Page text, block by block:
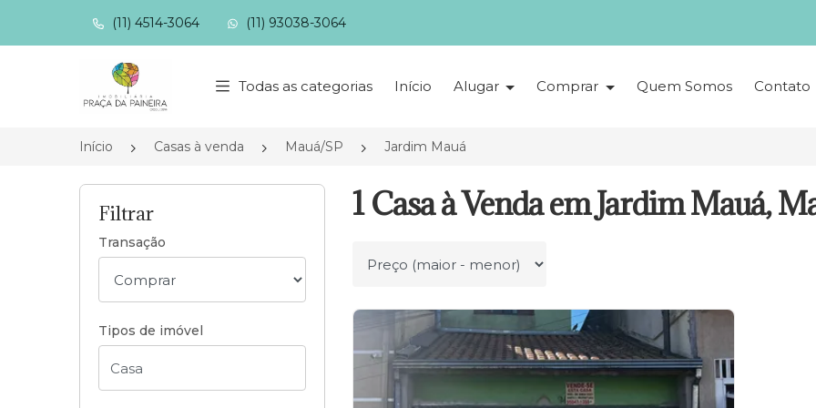
(11) 4514-3064 (11) 93038-3064
Página inicial
Todas as categorias Início Alugar Comprar Quem Somos Contato
Início Casas à venda Mauá/SP Jardim Mauá
Filtrar
Transação
Tipos de imóvel
1 Casa à Venda em Jardim Mauá,
Ordenar por